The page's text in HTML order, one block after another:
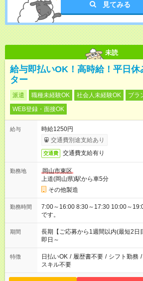
見てみる
未読
給与即払いOK！高時給！平日
ター
派遣 職種未経験OK 社会人未経験OK
ブラ
WEB登録・面接OK
給与
時給1250円
交通費別途支給あり
交通費 交通費支給有り
勤務地
岡山市東区
上道(岡山県)駅から車5分
その他製造
勤務時間
7:00～16:00 8:30～17:30 10:00～19:00 ※表記のうち実働8
です。
期間
長期【ご応募から1週間以内(最短2日
即日～
特徴 日払いOK / 履歴書不要 / シフト勤務 /
スキル不要